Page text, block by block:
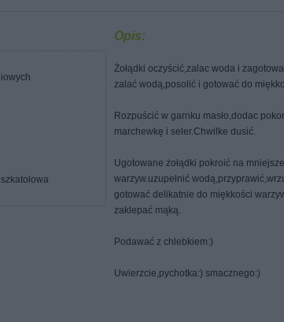
Opis:
Żołądki oczyścić,zalac woda i
zalać wodą,posolić i gotować do
Rozpuścić w garnku masło,dodac
marchewkę i seler.Chwilke dusić.
Ugotowane żołądki pokroić na
warzyw.uzupełnić
gotować delikatnie do miękkości
zaklepać mąką.
Podawać z chlebkiem:)
Uwierzcie,pychotka:) smacznego:)